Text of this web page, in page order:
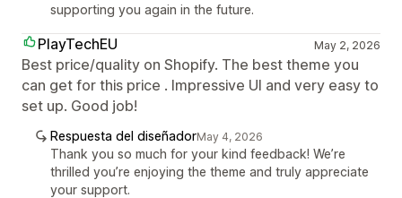
supporting you again in the future.
PlayTechEU May 2, 2026
Best price/quality on Shopify. The best theme you
can get for this price . Impressive UI and very easy to
set up. Good job!
Respuesta del diseñadorMay 4, 2026
Thank you so much for your kind feedback! We’re
thrilled you’re enjoying the theme and truly appreciate
your support.